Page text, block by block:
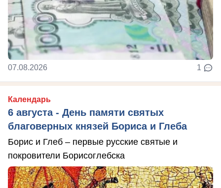
07.08.2026 1
Календарь
6 августа - День памяти святых
благоверных князей Бориса и Глеба
Борис и Глеб – первые русские святые и
покровители Борисоглебска